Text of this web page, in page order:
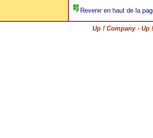
Revenir en haut de la
Up ! Company- Up